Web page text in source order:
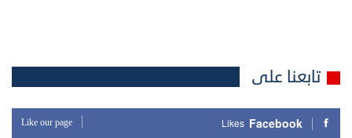
تابعنا على
Facebook
Likes
Like our page